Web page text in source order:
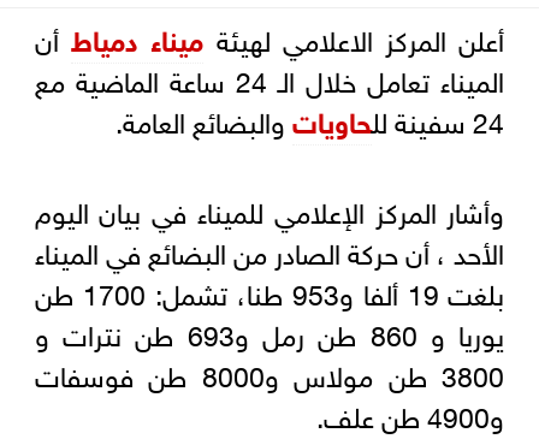
أعلن المركز الاعلامي لهيئة ميناء دمياط أن
الميناء تعامل خلال الـ 24 ساعة الماضية مع
24 سفينة لل
حاوياتوالبضائع العامة.
وأشار المركز الإعلامي للميناء في بيان اليوم
الأحد ، أن حركة الصادر من البضائع في الميناء
بلغت 19 ألفا و953 طنا، تشمل: 1700 طن
يوريا و 860 طن رمل و693 طن نترات و
3800 طن مولاس و8000 طن فوسفات
و4900 طن علف.